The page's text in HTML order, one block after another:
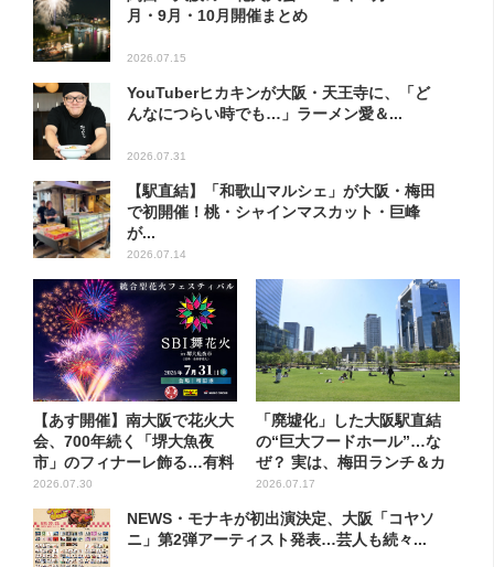
月・9月・10月開催まとめ
2026.07.15
YouTuberヒカキンが大阪・天王寺に、「ど
んなにつらい時でも…」ラーメン愛＆...
2026.07.31
【駅直結】「和歌山マルシェ」が大阪・梅田
で初開催！桃・シャインマスカット・巨峰
が...
2026.07.14
【あす開催】南大阪で花火大
会、700年続く「堺大魚夜
市」のフィナーレ飾る…有料
エ...
2026.07.30
「廃墟化」した大阪駅直結
の“巨大フードホール”…な
ぜ？ 実は、梅田ランチ＆カ
フェ...
2026.07.17
NEWS・モナキが初出演決定、大阪「コヤソ
ニ」第2弾アーティスト発表…芸人も続々...